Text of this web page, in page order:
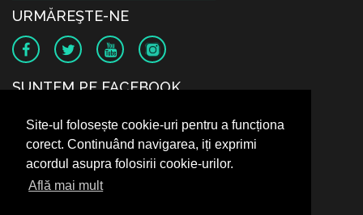
Site-ul folosește cookie-uri pentru a funcționa
corect. Continuând navigarea, iți exprimi
acordul asupra folosirii cookie-urilor.
Află mai mult
URMĂREŞTE-NE
SUNTEM PE FACEBOOK